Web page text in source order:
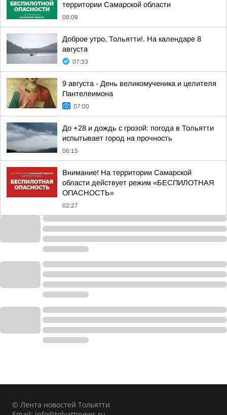
территории Самарской области
08:09
Доброе утро, Тольятти!. На календаре 8
августа
07:33
9 августа - День великомученика и целителя
Пантелеимона
07:00
До +28 и дождь с грозой: погода в Тольятти
испытывает город на прочность
06:15
Внимание! На территории Самарской
области действует режим «БЕСПИЛОТНАЯ
ОПАСНОСТЬ»
02:27
© Лента новостей Тольятти